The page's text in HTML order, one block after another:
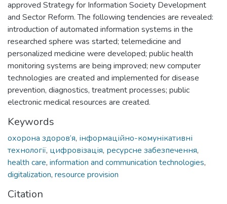
approved Strategy for Information Society Development
and Sector Reform. The following tendencies are revealed:
introduction of automated information systems in the
researched sphere was started; telemedicine and
personalized medicine were developed; public health
monitoring systems are being improved; new computer
technologies are created and implemented for disease
prevention, diagnostics, treatment processes; public
electronic medical resources are created.
Keywords
охорона здоров’я, інформаційно-комунікативні
технології, цифровізація, ресурсне забезпечення,
health care, information and communication technologies,
digitalization, resource provision
Citation